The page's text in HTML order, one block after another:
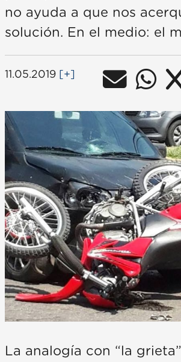
no ayuda a que nos
solución. En el medio: el
11.05.2019 [+]
La analogía con “la